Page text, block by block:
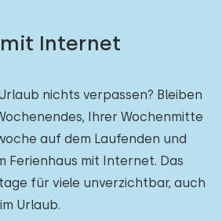
Internet
nichts verpassen? Bleiben
Ihrer Wochenmitte
auf dem Laufenden und
Ferienhaus mit Internet. Das
für viele unverzichtbar, auch
Urlaub.